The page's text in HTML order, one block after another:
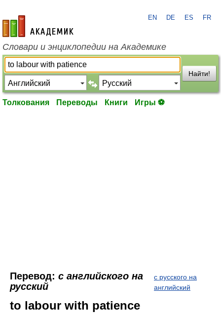
academic.ru
EN DE ES FR
Словари и энциклопедии на Академике
Найти!
Толкования Переводы Книги Игры ⚽
Перевод: с английского на
русский
с русского на
английский
to labour with patience